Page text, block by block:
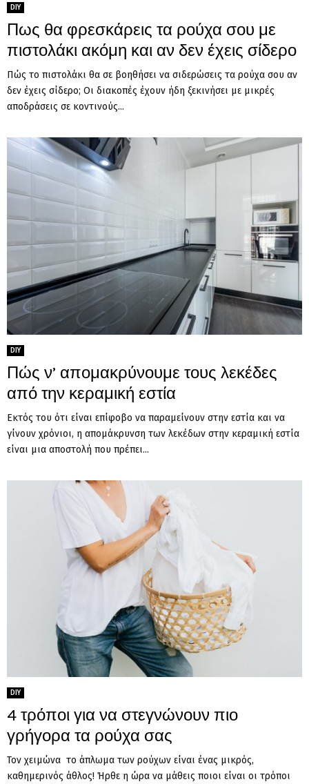
DIY
Πως θα φρεσκάρεις τα ρούχα σου με
πιστολάκι ακόμη και αν δεν έχεις σίδερο
Πώς το πιστολάκι θα σε βοηθήσει να σιδερώσεις τα ρούχα σου αν
δεν έχεις σίδερο; Οι διακοπές έχουν ήδη ξεκινήσει με μικρές
αποδράσεις σε κοντινούς...
DIY
Πώς ν’ απομακρύνουμε τους λεκέδες
από την κεραμική εστία
Εκτός του ότι είναι επίφοβο να παραμείνουν στην εστία και να
γίνουν χρόνιοι, η απομάκρυνση των λεκέδων στην κεραμική εστία
είναι μια αποστολή που πρέπει...
DIY
4 τρόποι για να στεγνώνουν πιο
γρήγορα τα ρούχα σας
Τον χειμώνα το άπλωμα των ρούχων είναι ένας μικρός,
καθημερινός άθλος! Ήρθε η ώρα να μάθεις ποιοι είναι οι τρόποι